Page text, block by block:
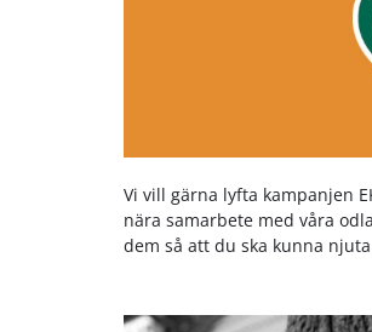
Vi vill gärna lyfta kampanjen
nära samarbete med våra
dem så att du ska kunna